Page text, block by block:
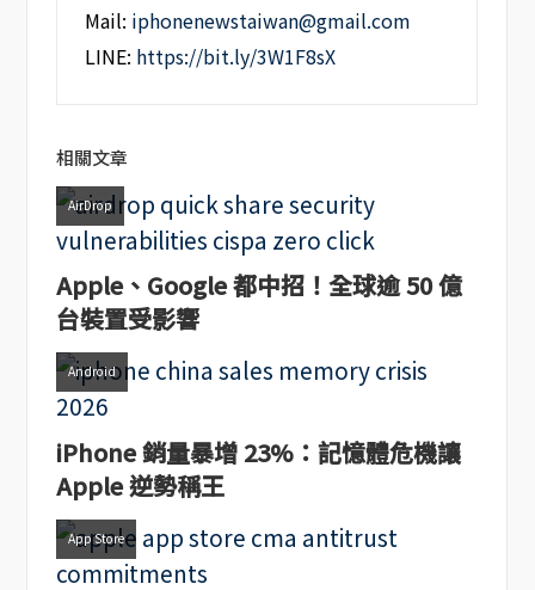
Mail: iphonenewstaiwan@gmail.com
LINE: https://bit.ly/3W1F8sX
相關文章
AirDrop
Apple、Google 都中招！全球逾 50 億
台裝置受影響
Android
iPhone 銷量暴增 23%：記憶體危機讓
Apple 逆勢稱王
App Store